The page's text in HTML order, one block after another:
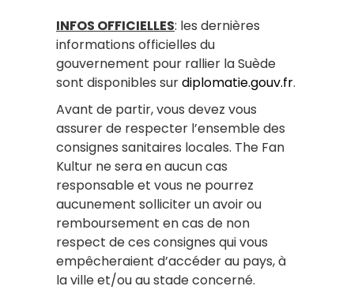
INFOS OFFICIELLES: les dernières
informations officielles du
gouvernement pour rallier la Suède
sont disponibles surdiplomatie.gouv.fr.
Avant de partir, vous devez vous
assurer de respecter l’ensemble des
consignes sanitaires locales. The Fan
Kultur ne sera en aucun cas
responsable et vous ne pourrez
aucunement solliciter un avoir ou
remboursement en cas de non
respect de ces consignes qui vous
empêcheraient d’accéder au pays, à
la ville et/ou au stade concerné.